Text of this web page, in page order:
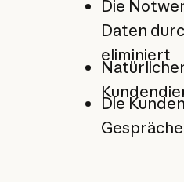
Die
Daten
eliminiert
Die